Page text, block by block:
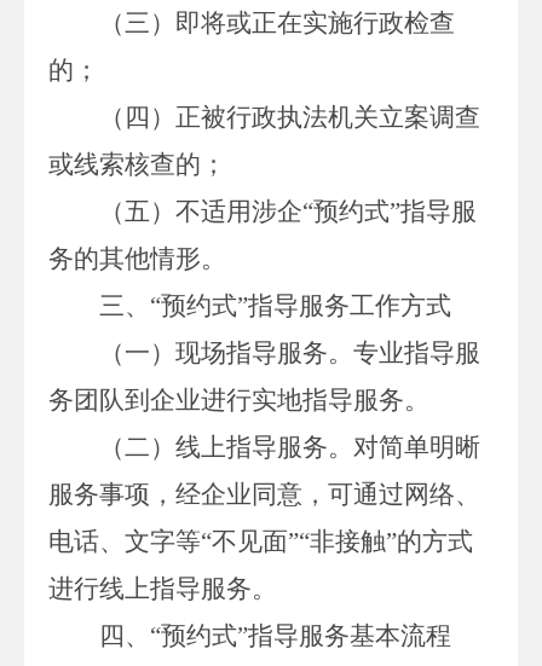
（三）即将或正在实施行政检查
的；
（四）正被行政执法机关立案调查
或线索核查的；
（五）不适用涉企“预约式”指导服
务的其他情形。
三、 “预约式”指导服务工作方式
（一）现场指导服务。 专业指导服
务团队到企业进行实地指导服务。
（二）线上指导服务。 对简单明晰
服务事项，经企业同意，可通过网络、
电话、文字等“不见面”“非接触”的方式
进行线上指导服务。
四、 “预约式”指导服务基本流程